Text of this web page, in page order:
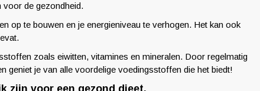
voor de gezondheid.
op te bouwen en je energieniveau te verhogen. Het kan ook
zoals eiwitten, vitamines en mineralen. Door regelmatig
geniet je van alle voordelige voedingsstoffen die het biedt!
zijn voor een gezond dieet.